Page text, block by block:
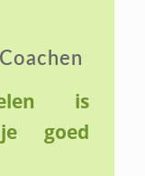
is
goed